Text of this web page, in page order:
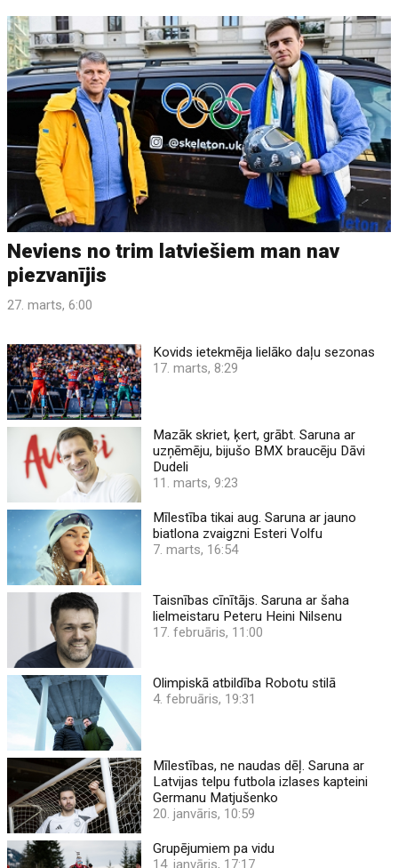
Neviens no trim latviešiem man nav
piezvanījis
27. marts, 6:00
Kovids ietekmēja lielāko daļu sezonas
17. marts, 8:29
Mazāk skriet, ķert, grābt. Saruna ar
uzņēmēju, bijušo BMX braucēju Dāvi
Dudeli
11. marts, 9:23
Mīlestība tikai aug. Saruna ar jauno
biatlona zvaigzni Esteri Volfu
7. marts, 16:54
Taisnības cīnītājs. Saruna ar šaha
lielmeistaru Peteru Heini Nilsenu
17. februāris, 11:00
Olimpiskā atbildība Robotu stilā
4. februāris, 19:31
Mīlestības, ne naudas dēļ. Saruna ar
Latvijas telpu futbola izlases kapteini
Germanu Matjušenko
20. janvāris, 10:59
Grupējumiem pa vidu
14. janvāris, 17:17